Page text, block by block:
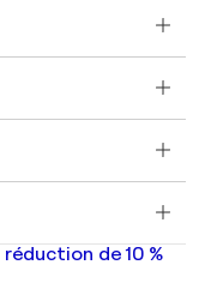
de 10 %